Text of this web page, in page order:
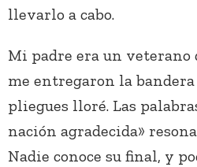
llevarlo a cabo.
Mi padre era un veterano
me entregaron la
pliegues lloré. Las
nación agradecida»
Nadie conoce su final, y